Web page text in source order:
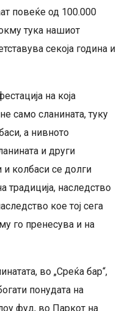
повеќе од 100.000
тука нашиот
секоја година и
на која
само сланината, туку
а нивното
и други
и колбаси се долги
традиција, наследство
кое тој сега
го пренесува и на
во „Среќа бар“,
понудата на
фуд, во Паркот на